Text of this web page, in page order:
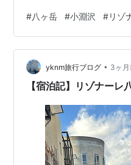
乗れば、 小淵沢に八王子
ったのは、 旅行に行く前
計画を 相談したこと。 回
にはこの場所に帰ってきた
愛くしてとか、 もっとわ
#八ヶ岳 #小淵沢 #リゾ
yknm旅行ブログ • 3ヶ
【宿泊記】リゾナー